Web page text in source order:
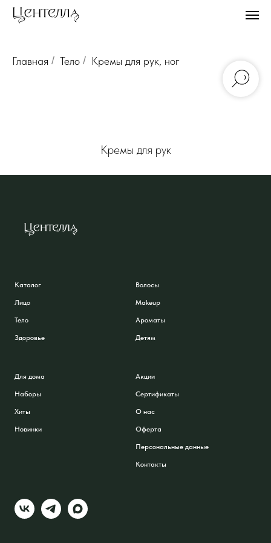
Главная / Тело / Кремы для рук, ног
Кремы для рук
Каталог
Лицо
Тело
Здоровье
Волосы
Makeup
Ароматы
Детям
Для дома
Наборы
Хиты
Новинки
Акции
Сертификаты
О нас
Оферта
Персональные данные
Контакты